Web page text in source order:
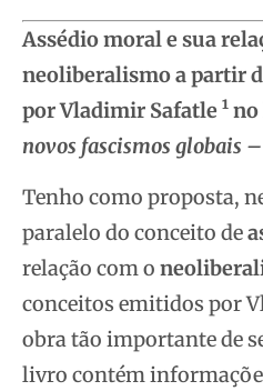
Assédio moral e sua
neoliberalismo a partir
por Vladimir Safatle ¹
novos fascismos globais
Tenho como proposta,
paralelo do conceito de
relação com o
conceitos emitidos por
obra tão importante de
livro contém